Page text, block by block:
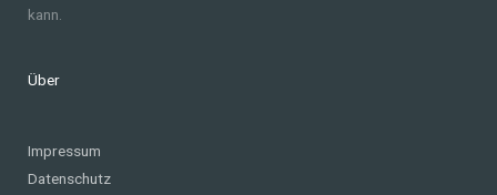
kann.
Über
Impressum
Datenschutz